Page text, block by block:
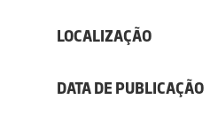
LOCALIZAÇÃO
DATA DE PUBLICAÇÃO